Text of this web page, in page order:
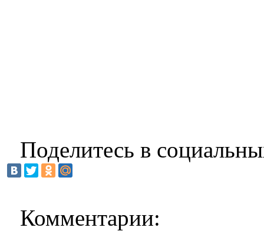
Поделитесь в
Комментарии: